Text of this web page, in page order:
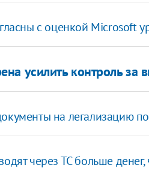
с оценкой Microsoft
усилить контроль
на легализацию
через ТС больше